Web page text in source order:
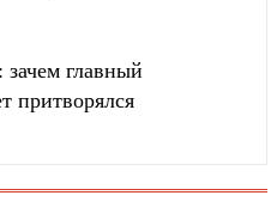
главный
притворялся